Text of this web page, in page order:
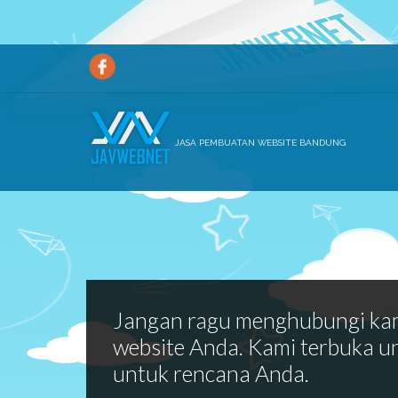
JASA PEMBUATAN WEBSITE BANDUNG
Jangan ragu menghubungi
website Anda. Kami terbuka
untuk rencana Anda.